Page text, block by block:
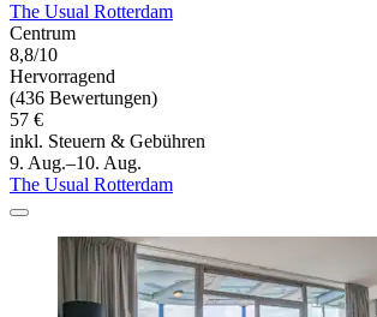
The Usual Rotterdam
Centrum
8,8/10
Hervorragend
(436 Bewertungen)
57 €
inkl. Steuern & Gebühren
9. Aug.–10. Aug.
The Usual Rotterdam